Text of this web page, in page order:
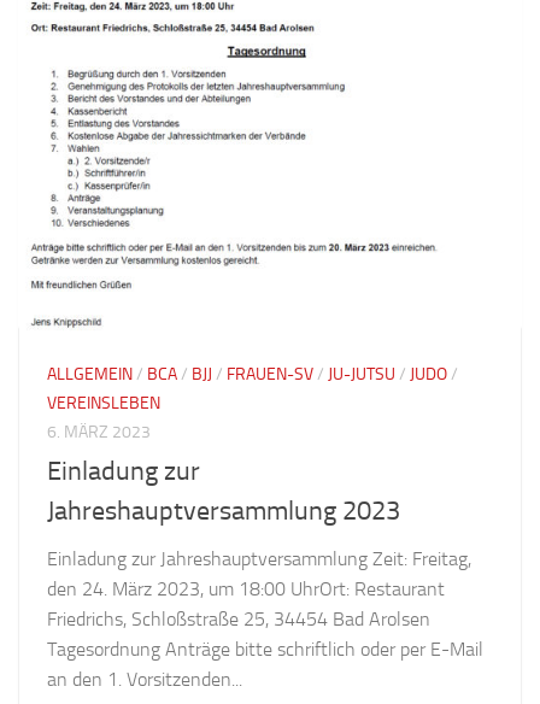
ALLGEMEIN/ BCA/ BJJ / FRAUEN-SV/ JU-JUTSU / JUDO/
VEREINSLEBEN
6. MÄRZ 2023
Einladung zur
Jahreshauptversammlung 2023
Einladung zur Jahreshauptversammlung Zeit: Freitag,
den 24. März 2023, um 18:00 UhrOrt: Restaurant
Friedrichs, Schloßstraße 25, 34454 Bad Arolsen
Tagesordnung Anträge bitte schriftlich oder per E-Mail
an den 1. Vorsitzenden...